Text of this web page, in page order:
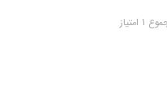
امتیاز